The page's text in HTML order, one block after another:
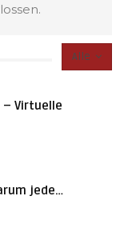
Alle
Virtuelle
jede…